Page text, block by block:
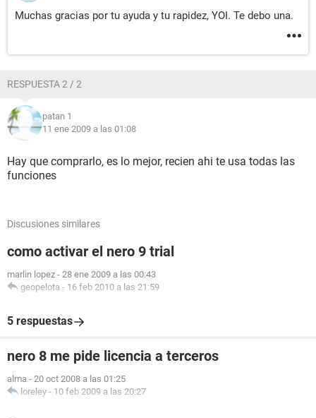
Muchas gracias por tu ayuda y tu rapidez, YOI. Te debo una.
RESPUESTA 2 / 2
patan 1
11 ene 2009 a las 01:08
Hay que comprarlo, es lo mejor, recien ahi te usa todas las
funciones
Discusiones similares
como activar el nero 9 trial
marlin lopez - 28 ene 2009 a las 00:43
geopelota - 16 feb 2010 a las 21:59
5 respuestas
nero 8 me pide licencia a terceros
alma - 20 oct 2008 a las 01:25
loreley - 10 feb 2009 a las 20:27